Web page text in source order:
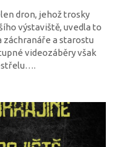
dron, jehož trosky
výstaviště, uvedla to
záchranáře a starostu
videozáběry však